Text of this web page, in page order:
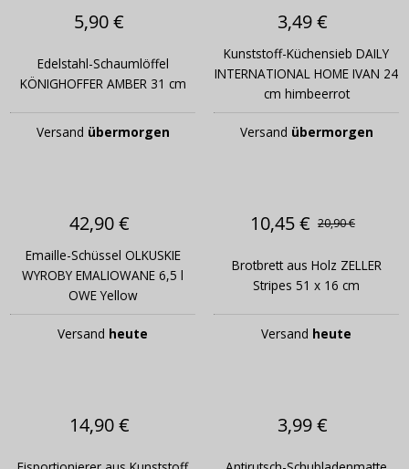
5,90 €
Edelstahl-Schaumlöffel
KÖNIGHOFFER AMBER 31 cm
Versand übermorgen
3,49 €
Kunststoff-Küchensieb DAILY
INTERNATIONAL HOME IVAN 24
cm himbeerrot
Versand übermorgen
42,90 €
Emaille-Schüssel OLKUSKIE
WYROBY EMALIOWANE 6,5 l
OWE Yellow
Versand heute
10,45 € 20,90 €
Brotbrett aus Holz ZELLER
Stripes 51 x 16 cm
Versand heute
14,90 € 3,99 €